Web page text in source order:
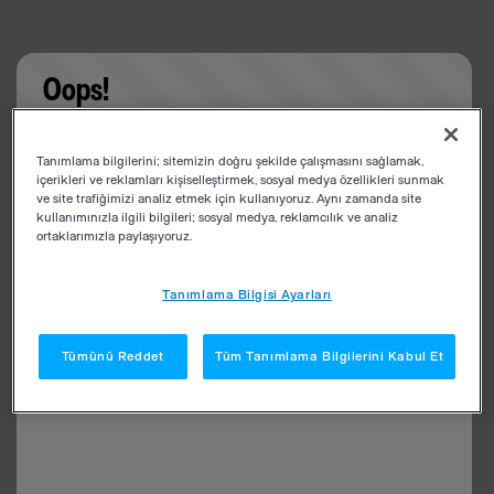
Oops!
app
Tanımlama bilgilerini; sitemizin doğru şekilde çalışmasını sağlamak,
içerikleri ve reklamları kişiselleştirmek, sosyal medya özellikleri sunmak
ve site trafiğimizi analiz etmek için kullanıyoruz. Aynı zamanda site
kullanımınızla ilgili bilgileri; sosyal medya, reklamcılık ve analiz
ortaklarımızla paylaşıyoruz.
Tanımlama Bilgisi Ayarları
Tümünü Reddet Tüm Tanımlama Bilgilerini Kabul Et